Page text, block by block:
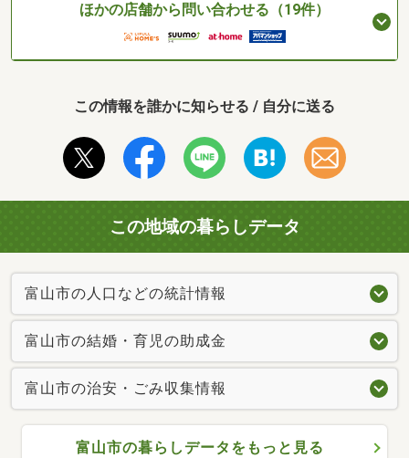
ほかの店舗から問い合わせる（19件）
この情報を誰かに知らせる / 自分に送る
この地域の暮らしデータ
富山市の人口などの統計情報
富山市の結婚・育児の助成金
富山市の治安・ごみ収集情報
富山市の暮らしデータをもっと見る